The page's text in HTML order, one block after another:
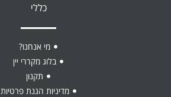
כללי
מי אנחנו?
בלוג מקררי יין
תקנון
מדיניות הגנת פרטיות